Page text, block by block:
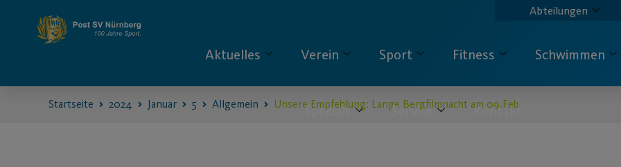
Abteilungen
Aktuelles Verein Sport Fitness Schwimmen
Specials Service Kontakt
Startseite 2024 Januar 5 Allgemein Unsere Empfehlung: Lange Bergfilmnacht am 09.Feb